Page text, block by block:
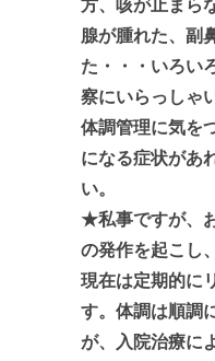
方、咳が止まら
腺が腫れた、副
た・・・いろい
察にいらっしゃ
体調管理に気を
になる症状があ
い。
★私事ですが、
の発作を起こし
現在は定期的に
す。体調は順調
が、入院治療に